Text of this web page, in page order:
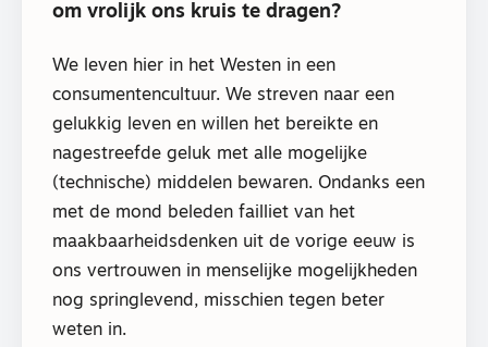
om vrolijk ons kruis te dragen?
We leven hier in het Westen in een
consumentencultuur. We streven naar een
gelukkig leven en willen het bereikte en
nagestreefde geluk met alle mogelijke
(technische) middelen bewaren. Ondanks een
met de mond beleden failliet van het
maakbaarheidsdenken uit de vorige eeuw is
ons vertrouwen in menselijke mogelijkheden
nog springlevend, misschien tegen beter
weten in.